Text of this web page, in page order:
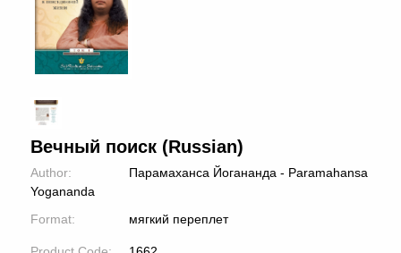
Вечный поиск (Russian)
Author:
Парамаханса Йогананда - Paramahansa
Yogananda
Format:
мягкий переплет